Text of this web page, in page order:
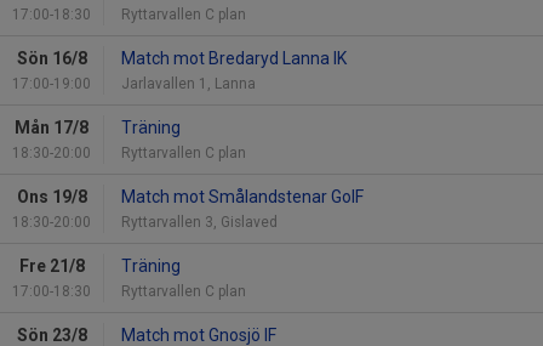
17:00-18:30 Ryttarvallen C plan
Sön 16/8
17:00-19:00
Match mot Bredaryd Lanna IK
Jarlavallen 1, Lanna
Mån 17/8
18:30-20:00
Träning
Ryttarvallen C plan
Ons 19/8
18:30-20:00
Match mot Smålandstenar GoIF
Ryttarvallen 3, Gislaved
Fre 21/8
17:00-18:30
Träning
Ryttarvallen C plan
Sön 23/8 Match mot Gnosjö IF